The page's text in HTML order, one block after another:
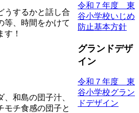
うするかと話し合
等、時間をかけて
！
和島の団子汁、
モチ食感の団子と
令和７年度 東
谷小学校いじめ
防止基本方針
グランドデザ
イン
令和７年度 東
谷小学校グラン
ドデザイン